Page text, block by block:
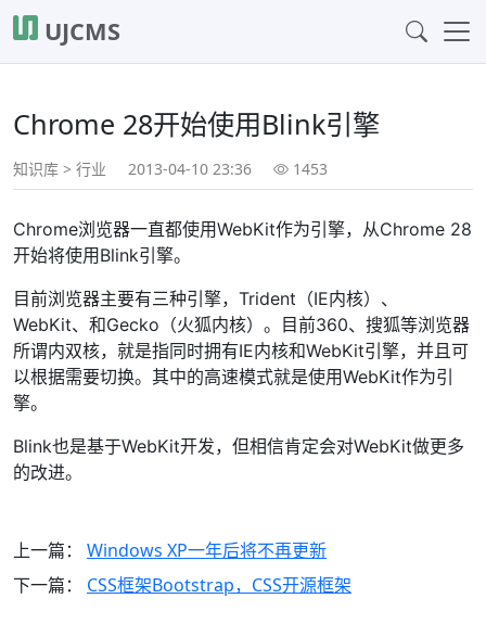
UJCMS
Chrome 28开始使用Blink引擎
知识库 > 行业 2013-04-10 23:36 1453
Chrome浏览器一直都使用WebKit作为引擎，从Chrome 28
开始将使用Blink引擎。
目前浏览器主要有三种引擎，Trident（IE内核）、
WebKit、和Gecko（火狐内核）。目前360、搜狐等浏览器
所谓内双核，就是指同时拥有IE内核和WebKit引擎，并且可
以根据需要切换。其中的高速模式就是使用WebKit作为引
擎。
Blink也是基于WebKit开发，但相信肯定会对WebKit做更多
的改进。
上一篇： Windows XP一年后将不再更新
下一篇： CSS框架Bootstrap，CSS开源框架